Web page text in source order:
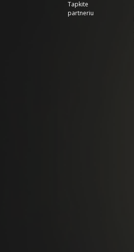
Tapkite
partneriu